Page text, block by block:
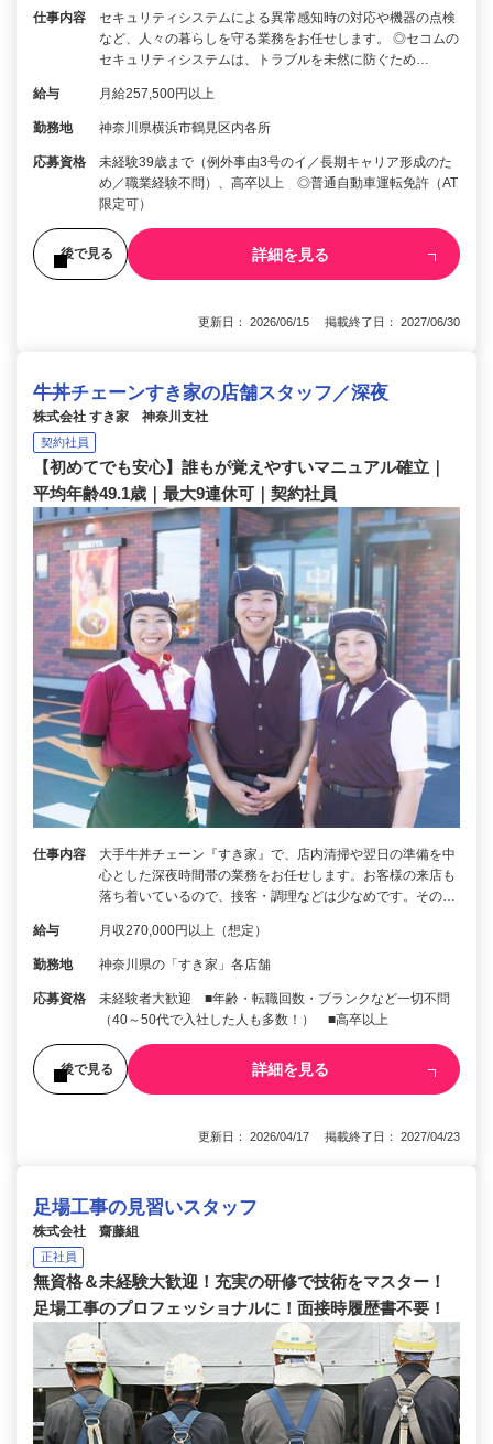
仕事内容
セキュリティシステムによる異常感知時の対応や機器の点検
など、人々の暮らしを守る業務をお任せします。 ◎セコムの
セキュリティシステムは、トラブルを未然に防ぐため…
給与 月給257,500円以上
勤務地 神奈川県横浜市鶴見区内各所
応募資格
未経験39歳まで（例外事由3号のイ／長期キャリア形成のた
め／職業経験不問）、高卒以上 ◎普通自動車運転免許（AT
限定可）
後で見る 詳細を見る
更新日： 2026/06/15 掲載終了日： 2027/06/30
牛丼チェーンすき家の店舗スタッフ／深夜
株式会社 すき家 神奈川支社
契約社員
【初めてでも安心】誰もが覚えやすいマニュアル確立｜
平均年齢49.1歳｜最大9連休可｜契約社員
仕事内容
大手牛丼チェーン『すき家』で、店内清掃や翌日の準備を中
心とした深夜時間帯の業務をお任せします。お客様の来店も
落ち着いているので、接客・調理などは少なめです。その…
給与 月収270,000円以上（想定）
勤務地 神奈川県の「すき家」各店舗
応募資格
未経験者大歓迎 ■年齢・転職回数・ブランクなど一切不問
（40～50代で入社した人も多数！） ■高卒以上
後で見る 詳細を見る
更新日： 2026/04/17 掲載終了日： 2027/04/23
足場工事の見習いスタッフ
株式会社 齋藤組
正社員
無資格＆未経験大歓迎！充実の研修で技術をマスター！
足場工事のプロフェッショナルに！面接時履歴書不要！